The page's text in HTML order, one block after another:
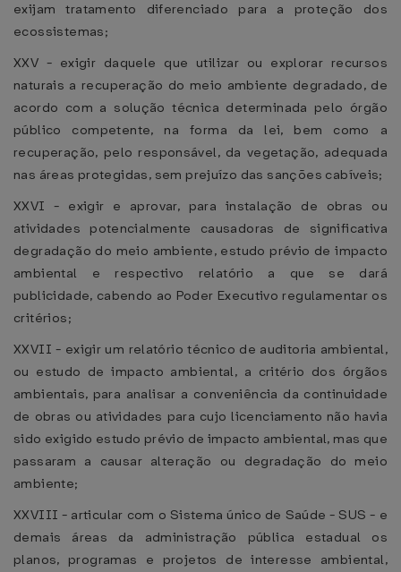
exijam tratamento diferenciado para a proteção dos
ecossistemas;
XXV - exigir daquele que utilizar ou explorar recursos
naturais a recuperação do meio ambiente degradado, de
acordo com a solução técnica determinada pelo órgão
público competente, na forma da lei, bem como a
recuperação, pelo responsável, da vegetação, adequada
nas áreas protegidas, sem prejuízo das sanções cabíveis;
XXVI - exigir e aprovar, para instalação de obras ou
atividades potencialmente causadoras de significativa
degradação do meio ambiente, estudo prévio de impacto
ambiental e respectivo relatório a que se dará
publicidade, cabendo ao Poder Executivo regulamentar os
critérios;
XXVII - exigir um relatório técnico de auditoria ambiental,
ou estudo de impacto ambiental, a critério dos órgãos
ambientais, para analisar a conveniência da continuidade
de obras ou atividades para cujo licenciamento não havia
sido exigido estudo prévio de impacto ambiental, mas que
passaram a causar alteração ou degradação do meio
ambiente;
XXVIII - articular com o Sistema único de Saúde - SUS - e
demais áreas da administração pública estadual os
planos, programas e projetos de interesse ambiental,